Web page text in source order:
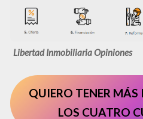
Libertad Inmobiliaria Opiniones
QUIERO TENER
LOS CUATRO